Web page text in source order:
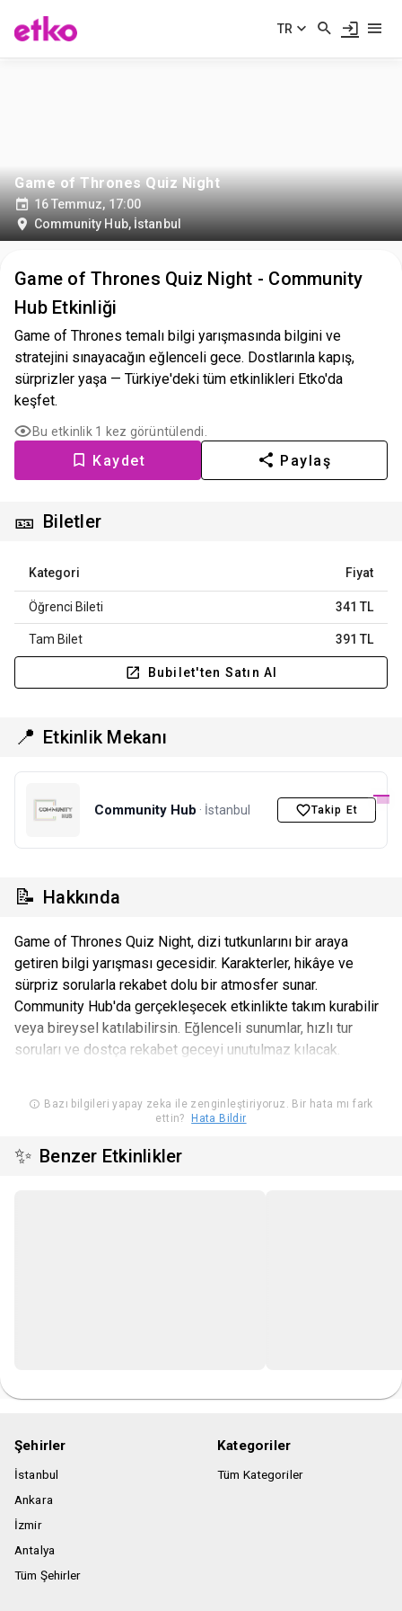
TR
Game of Thrones Quiz Night
16 Temmuz, 17:00
Community Hub, İstanbul
Game of Thrones Quiz Night - Community
Hub Etkinliği
Game of Thrones temalı bilgi yarışmasında bilgini ve
stratejini sınayacağın eğlenceli gece. Dostlarınla kapış,
sürprizler yaşa — Türkiye'deki tüm etkinlikleri Etko'da
keşfet.
Bu etkinlik 1 kez görüntülendi.
Kaydet Paylaş
🎫 Biletler
Kategori Fiyat
Öğrenci Bileti 341 TL
Tam Bilet 391 TL
Bubilet'ten Satın Al
📍 Etkinlik Mekanı
Community Hub · İstanbul Takip Et
📝 Hakkında
Game of Thrones Quiz Night, dizi tutkunlarını bir araya
getiren bilgi yarışması gecesidir. Karakterler, hikâye ve
sürpriz sorularla rekabet dolu bir atmosfer sunar.
Community Hub'da gerçekleşecek etkinlikte takım kurabilir
veya bireysel katılabilirsin. Eğlenceli sunumlar, hızlı tur
soruları ve dostça rekabet geceyi unutulmaz kılacak.
Bazı bilgileri yapay zeka ile zenginleştiriyoruz. Bir hata mı fark
ettin?
Hata Bildir
✨ Benzer Etkinlikler
Şehirler
İstanbul
Ankara
İzmir
Antalya
Tüm Şehirler
Kategoriler
Tüm Kategoriler